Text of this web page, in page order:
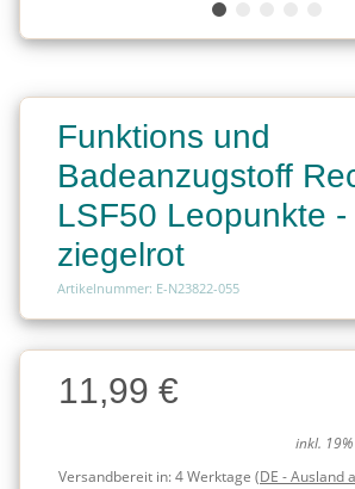
Funktions und
Badeanzugstoff
LSF50 Leopunkte -
ziegelrot
Artikelnummer: E-N23822-055
Charge
Charge11,99 €
inkl. 19%
Versandbereit in:4 Werktage (DE - Ausland